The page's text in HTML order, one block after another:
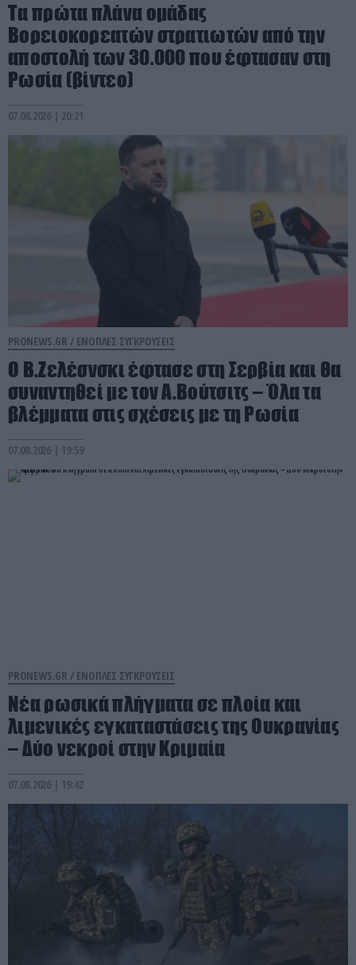
Τα πρώτα πλάνα ομάδας
Βορειοκορεατών στρατιωτών από την
αποστολή των 30.000 που έφτασαν στη
Ρωσία (βίντεο)
07.08.2026 | 20:21
PRONEWS.GR / ΕΝΟΠΛΕΣ ΣΥΓΚΡΟΥΣΕΙΣ
Ο Β.Ζελέσνσκι έφτασε στη Σερβία και θα
συναντηθεί με τον Α.Βούτσιτς – Όλα τα
βλέμματα στις σχέσεις με τη Ρωσία
07.08.2026 | 19:59
PRONEWS.GR / ΕΝΟΠΛΕΣ ΣΥΓΚΡΟΥΣΕΙΣ
Νέα ρωσικά πλήγματα σε πλοία και
λιμενικές εγκαταστάσεις της Ουκρανίας
– Δύο νεκροί στην Κριμαία
07.08.2026 | 19:42